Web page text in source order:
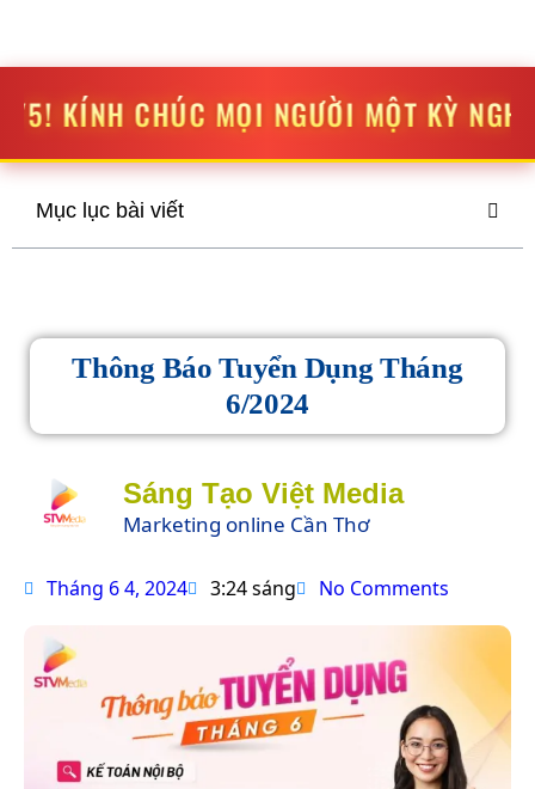
NGƯỜI MỘT KỲ NGHỈ LỄ THẬT VUI
Mục lục bài viết
Thông Báo Tuyển Dụng Tháng
6/2024
Sáng Tạo Việt Media
Marketing online Cần Thơ
Tháng 6 4, 2024 3:24 sáng No Comments